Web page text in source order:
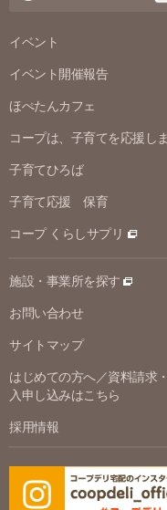
イベント
イベント開催報告
ほぺたんカフェ
コープは、子育てを応援し
子育てひろば
子育て応援 保育
コープ くらしサプリ
施設・事業所を探す
お問い合わせ
サイトマップ
はじめての方へ／資料請求
入申し込みはこちら
採用情報